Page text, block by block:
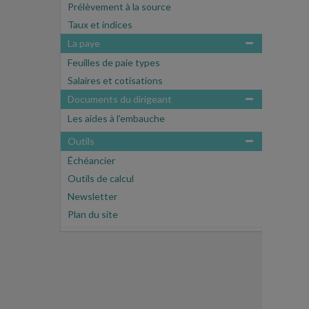
Prélèvement à la source
Taux et indices
La paye
Feuilles de paie types
Salaires et cotisations
Documents du dirigeant
Les aides à l'embauche
Outils
Échéancier
Outils de calcul
Newsletter
Plan du site